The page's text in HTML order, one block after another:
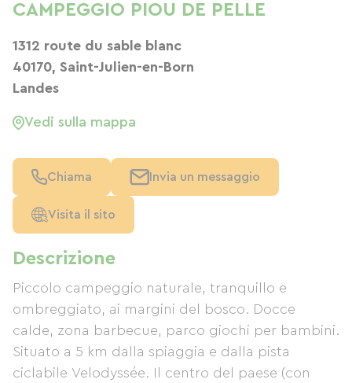
Descrizione
Piccolo campeggio naturale, tranquillo e
ombreggiato, ai margini del bosco. Docce
calde, zona barbecue, parco giochi per bambini.
Situato a 5 km dalla spiaggia e dalla pista
ciclabile Velodyssée. Il centro del paese (con
CAMPEGGIO PIOU DE PELLE
1312 route du sable blanc
40170, Saint-Julien-en-Born
Landes
Vedi sulla mappa
Chiama Invia un messaggio
Visita il sito